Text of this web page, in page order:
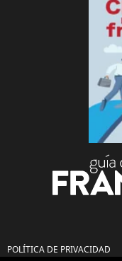
POLÍTICA DE PRIVACIDAD